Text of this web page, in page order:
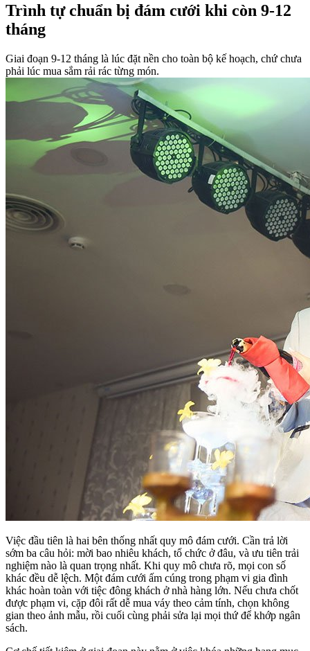
Trình tự chuẩn bị đám cưới khi còn 9-12
tháng
Giai đoạn 9-12 tháng là lúc đặt nền cho toàn bộ kế hoạch, chứ chưa
phải lúc mua sắm rải rác từng món.
Việc đầu tiên là hai bên thống nhất quy mô đám cưới. Cần trả lời
sớm ba câu hỏi: mời bao nhiêu khách, tổ chức ở đâu, và ưu tiên trải
nghiệm nào là quan trọng nhất. Khi quy mô chưa rõ, mọi con số
khác đều dễ lệch. Một đám cưới ấm cúng trong phạm vi gia đình
khác hoàn toàn với tiệc đông khách ở nhà hàng lớn. Nếu chưa chốt
được phạm vi, cặp đôi rất dễ mua váy theo cảm tính, chọn không
gian theo ảnh mẫu, rồi cuối cùng phải sửa lại mọi thứ để khớp ngân
sách.